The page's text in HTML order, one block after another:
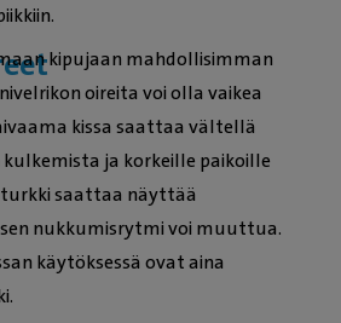
kipujaan mahdollisimman
oireita voi olla vaikea
kissa saattaa vältellä
ja korkeille paikoille
saattaa näyttää
nukkumisrytmi voi muuttua.
käytöksessä ovat aina